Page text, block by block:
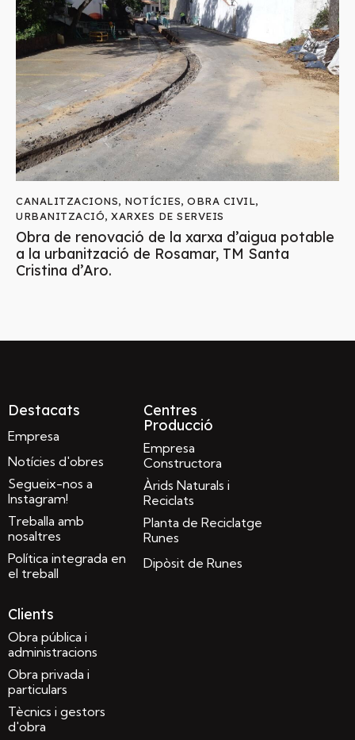
CANALITZACIONS, NOTÍCIES, OBRA CIVIL,
URBANITZACIÓ, XARXES DE SERVEIS
Obra de renovació de la xarxa d’aigua potable
a la urbanització de Rosamar, TM Santa
Cristina d’Aro.
Destacats
Empresa
Notícies d'obres
Segueix-nos a
Instagram!
Treballa amb
nosaltres
Política integrada en
el treball
Centres
Producció
Empresa
Constructora
Àrids Naturals i
Reciclats
Planta de Reciclatge
Runes
Dipòsit de Runes
Clients
Obra pública i
administracions
Obra privada i
particulars
Tècnics i gestors
d'obra